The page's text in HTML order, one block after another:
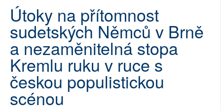
SOCIÁLNÍ SÍTĚ
RUBRIKY
PLNÁ VERZE STRÁNEK
Útoky na přítomnost
sudetských Němců v Brně
a nezaměnitelná stopa
Kremlu ruku v ruce s
českou populistickou
scénou